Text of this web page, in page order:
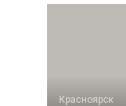
Красноярск